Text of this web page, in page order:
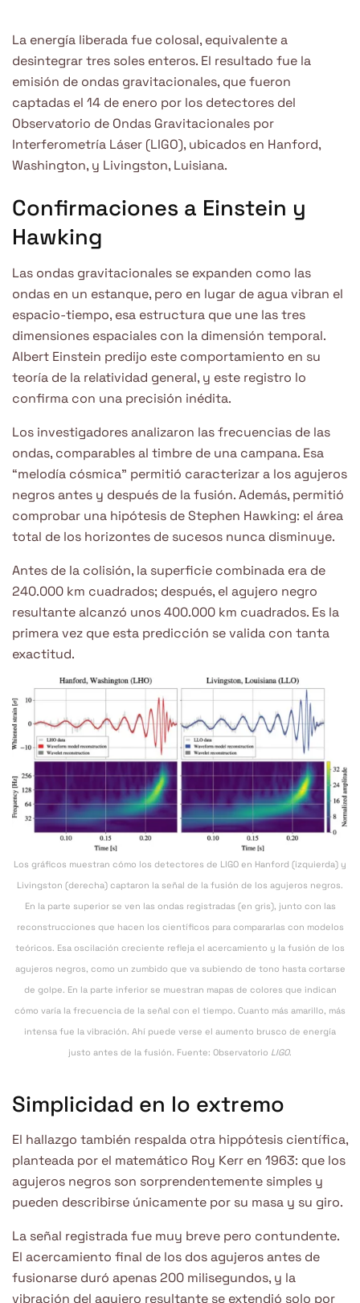
La energía liberada fue colosal, equivalente a
desintegrar tres soles enteros. El resultado fue la
emisión de ondas gravitacionales, que fueron
captadas el 14 de enero por los detectores del
Observatorio de Ondas Gravitacionales por
Interferometría Láser (LIGO), ubicados en Hanford,
Washington, y Livingston, Luisiana.
Confirmaciones a Einstein y
Hawking
Las ondas gravitacionales se expanden como las
ondas en un estanque, pero en lugar de agua vibran el
espacio-tiempo, esa estructura que une las tres
dimensiones espaciales con la dimensión temporal.
Albert Einstein predijo este comportamiento en su
teoría de la relatividad general, y este registro lo
confirma con una precisión inédita.
Los investigadores analizaron las frecuencias de las
ondas, comparables al timbre de una campana. Esa
“melodía cósmica” permitió caracterizar a los agujeros
negros antes y después de la fusión. Además, permitió
comprobar una hipótesis de Stephen Hawking: el área
total de los horizontes de sucesos nunca disminuye.
Antes de la colisión, la superficie combinada era de
240.000 km cuadrados; después, el agujero negro
resultante alcanzó unos 400.000 km cuadrados. Es la
primera vez que esta predicción se valida con tanta
exactitud.
Los gráficos muestran cómo los detectores de LIGO en Hanford (izquierda) y
Livingston (derecha) captaron la señal de la fusión de los agujeros negros.
En la parte superior se ven las ondas registradas (en gris), junto con las
reconstrucciones que hacen los científicos para compararlas con modelos
teóricos. Esa oscilación creciente refleja el acercamiento y la fusión de los
agujeros negros, como un zumbido que va subiendo de tono hasta cortarse
de golpe. En la parte inferior se muestran mapas de colores que indican
cómo varía la frecuencia de la señal con el tiempo. Cuanto más amarillo, más
intensa fue la vibración. Ahí puede verse el aumento brusco de energía
justo antes de la fusión. Fuente: Observatorio LIGO.
Simplicidad en lo extremo
El hallazgo también respalda otra hippótesis científica,
planteada por el matemático Roy Kerr en 1963: que los
agujeros negros son sorprendentemente simples y
pueden describirse únicamente por su masa y su giro.
La señal registrada fue muy breve pero contundente.
El acercamiento final de los dos agujeros antes de
fusionarse duró apenas 200 milisegundos, y la
vibración del agujero resultante se extendió solo por